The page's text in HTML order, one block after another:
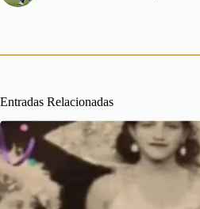
Entradas Relacionadas